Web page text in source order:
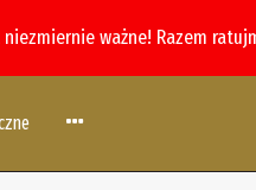
ważne! Razem